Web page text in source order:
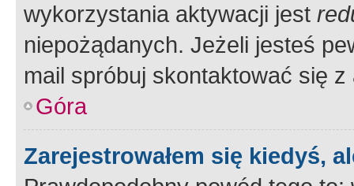
wykorzystania aktywacji jest
niepożądanych. Jeżeli jesteś
mail spróbuj skontaktować się
Góra
Zarejestrowałem się kiedyś,